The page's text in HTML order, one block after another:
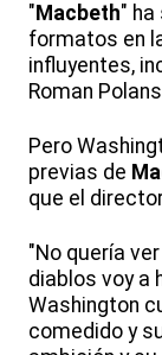
" Macbeth"
formatos en
influyentes,
Roman
Pero
previas de
que el
"No quería
diablos voy a
Washington
comedido y